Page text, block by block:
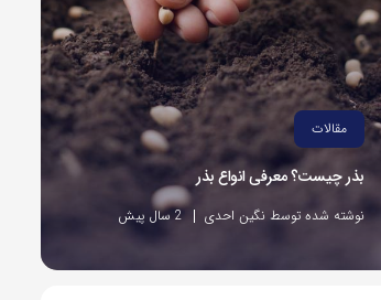
مقالات
بذر چیست؟ معرفی انواع بذر
نوشته شده توسط نگین احدی 2 سال پیش